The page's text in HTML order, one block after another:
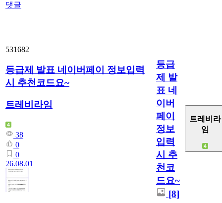
댓글
531682
등급제 발표 네이버페이 정보입력
시 추천코드요~
트레비라임
38
0
0
26.08.01
등급
제 발
표 네
이버
페이
정보
입력
시 추
천코
드요~
[8]
트레비라
임